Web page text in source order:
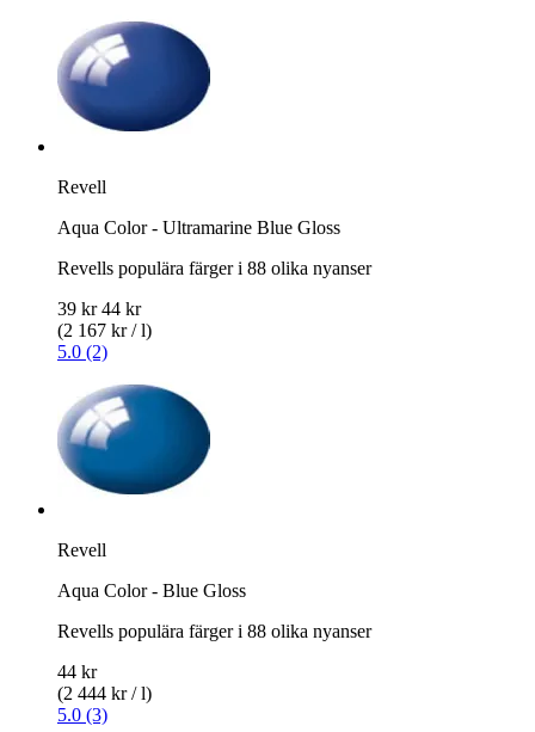
Revell
Aqua Color - Ultramarine Blue Gloss
Revells populära färger i 88 olika nyanser
39 kr 44 kr
(2 167 kr / l)
5.0 (2)
Revell
Aqua Color - Blue Gloss
Revells populära färger i 88 olika nyanser
44 kr
(2 444 kr / l)
5.0 (3)